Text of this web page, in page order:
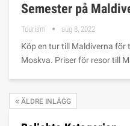
Semester på
Tourism aug 8, 2022
Köp en tur till Maldiverna för
Moskva. Priser för resor till
ÄLDRE INLÄGG